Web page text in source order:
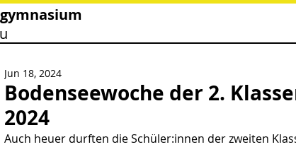
Bodenseewoche der 2.
2024
Jun 18, 2024
Auch heuer durften die Schüler:innen der zweiten